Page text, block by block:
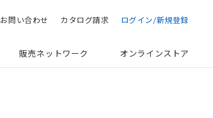
お問い合わせ カタログ請求 ログイン/新規登録
販売ネットワーク オンラインストア